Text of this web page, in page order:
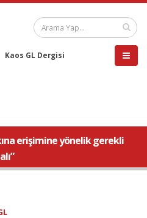
Kaos GL Dergisi
erişimine yönelik gerekli